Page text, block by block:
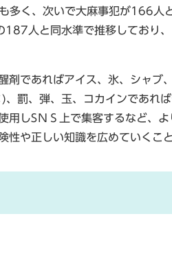
く、次いで大麻事犯が166人
187人と同水準で推移しており
剤であればアイス、氷、シャブ
罰、弾、玉、コカインであれ
用しSＮＳ上で集客するなど、
や正しい知識を広めていくこ